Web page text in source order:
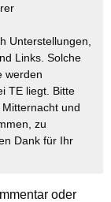
Unterstellungen,
Links. Solche
werden
TE liegt. Bitte
und
zu
Dank für Ihr
oder